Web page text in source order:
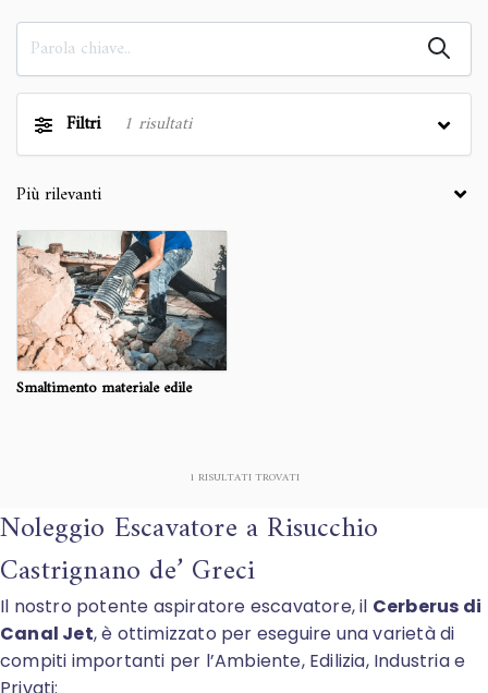
Filtri 1 risultati
Smaltimento materiale edile
1 RISULTATI TROVATI
Noleggio Escavatore a Risucchio
Castrignano de’ Greci
Il nostro potente aspiratore escavatore, il Cerberus di
Canal Jet, è ottimizzato per eseguire una varietà di
compiti importanti per l’Ambiente, Edilizia, Industria e